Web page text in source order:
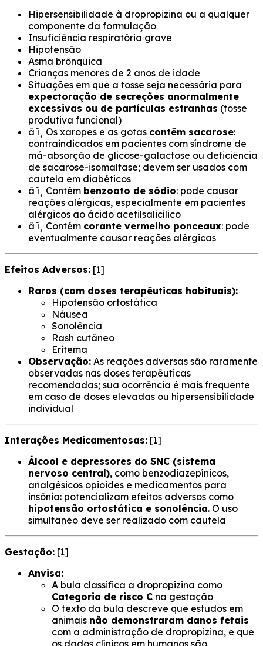
Hipersensibilidade à dropropizina ou a qualquer
componente da formulação
Insuficiência respiratória grave
Hipotensão
Asma brônquica
Crianças menores de 2 anos de idade
Situações em que a tosse seja necessária para
expectoração de secreções anormalmente
excessivas ou de partículas estranhas (tosse
produtiva funcional)
â ï¸ Os xaropes e as gotas contêm sacarose:
contraindicados em pacientes com síndrome de
má-absorção de glicose-galactose ou deficiência
de sacarose-isomaltase; devem ser usados com
cautela em diabéticos
â ï¸ Contém benzoato de sódio: pode causar
reações alérgicas, especialmente em pacientes
alérgicos ao ácido acetilsalicílico
â ï¸ Contém corante vermelho ponceaux: pode
eventualmente causar reações alérgicas
Efeitos Adversos: [1]
Raros (com doses terapêuticas habituais):
Hipotensão ortostática
Náusea
Sonolência
Rash cutâneo
Eritema
Observação: As reações adversas são raramente
observadas nas doses terapêuticas
recomendadas; sua ocorrência é mais frequente
em caso de doses elevadas ou hipersensibilidade
individual
Interações Medicamentosas: [1]
Álcool e depressores do SNC (sistema
nervoso central), como benzodiazepínicos,
analgésicos opioides e medicamentos para
insônia: potencializam efeitos adversos como
hipotensão ortostática e sonolência. O uso
simultâneo deve ser realizado com cautela
Gestação: [1]
Anvisa:
A bula classifica a dropropizina como
Categoria de risco C na gestação
O texto da bula descreve que estudos em
animais não demonstraram danos fetais
com a administração de dropropizina, e que